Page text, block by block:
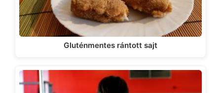
Gluténmentes rántott sajt